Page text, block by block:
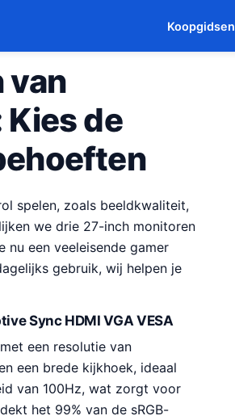
Koopgidsen
van
de
spelen, zoals beeldkwaliteit,
we drie 27-inch monitoren
nu een veeleisende gamer
gebruik, wij helpen je
Sync HDMI VGA VESA
een resolutie van
een brede kijkhoek, ideaal
van 100Hz, wat zorgt voor
het 99% van de sRGB-